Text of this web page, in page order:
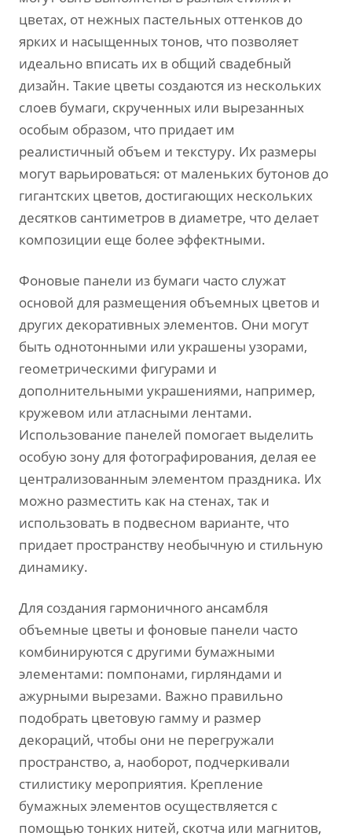
цветах, от нежных пастельных оттенков до
ярких и насыщенных тонов, что позволяет
идеально вписать их в общий свадебный
дизайн. Такие цветы создаются из нескольких
слоев бумаги, скрученных или вырезанных
особым образом, что придает им
реалистичный объем и текстуру. Их размеры
могут варьироваться: от маленьких бутонов до
гигантских цветов, достигающих нескольких
десятков сантиметров в диаметре, что делает
композиции еще более эффектными.
Фоновые панели из бумаги часто служат
основой для размещения объемных цветов и
других декоративных элементов. Они могут
быть однотонными или украшены узорами,
геометрическими фигурами и
дополнительными украшениями, например,
кружевом или атласными лентами.
Использование панелей помогает выделить
особую зону для фотографирования, делая ее
централизованным элементом праздника. Их
можно разместить как на стенах, так и
использовать в подвесном варианте, что
придает пространству необычную и стильную
динамику.
Для создания гармоничного ансамбля
объемные цветы и фоновые панели часто
комбинируются с другими бумажными
элементами: помпонами, гирляндами и
ажурными вырезами. Важно правильно
подобрать цветовую гамму и размер
декораций, чтобы они не перегружали
пространство, а, наоборот, подчеркивали
стилистику мероприятия. Крепление
бумажных элементов осуществляется с
помощью тонких нитей, скотча или магнитов,